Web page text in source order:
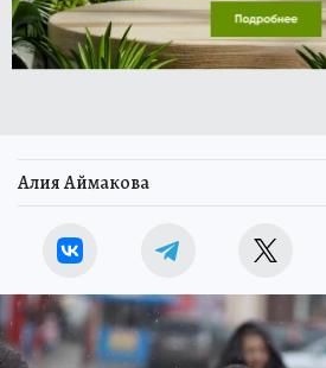
Алия Аймакова